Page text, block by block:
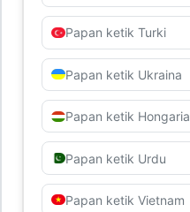
Papan ketik Turki
Papan ketik Ukraina
Papan ketik Hongaria
Papan ketik Urdu
Papan ketik Vietnam